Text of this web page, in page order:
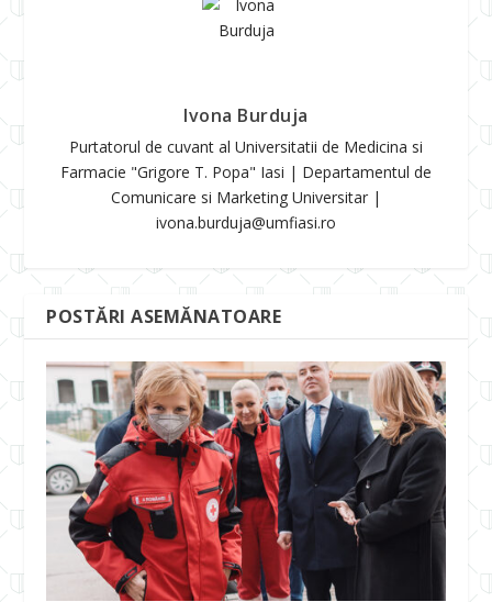
Ivona Burduja
Purtatorul de cuvant al Universitatii de Medicina si
Farmacie "Grigore T. Popa" Iasi | Departamentul de
Comunicare si Marketing Universitar |
ivona.burduja@umfiasi.ro
POSTĂRI ASEMĂNATOARE